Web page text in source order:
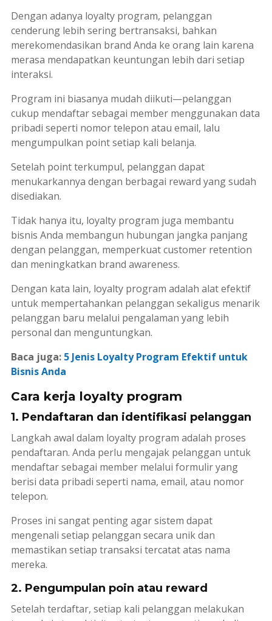
Dengan adanya loyalty program, pelanggan
cenderung lebih sering bertransaksi, bahkan
merekomendasikan brand Anda ke orang lain karena
merasa mendapatkan keuntungan lebih dari setiap
interaksi.
Program ini biasanya mudah diikuti—pelanggan
cukup mendaftar sebagai membermenggunakan data
pribadi seperti nomor telepon atau email, lalu
mengumpulkan pointsetiap kali belanja.
Setelah pointterkumpul, pelanggan dapat
menukarkannya dengan berbagai reward yang sudah
disediakan.
Tidak hanya itu, loyalty program juga membantu
bisnis Anda membangun hubungan jangka panjang
dengan pelanggan, memperkuatcustomer retention
dan meningkatkan brand awareness.
Dengan kata lain, loyalty program adalah alat efektif
untuk mempertahankan pelanggan sekaligus menarik
pelanggan baru melalui pengalaman yang lebih
personal dan menguntungkan.
Baca juga: 5 Jenis Loyalty Program Efektif untuk
Bisnis Anda
Cara kerja loyalty program
1. Pendaftaran dan identifikasi pelanggan
Langkah awal dalam loyalty program adalah proses
pendaftaran. Anda perlu mengajak pelanggan untuk
mendaftar sebagai membermelalui formulir yang
berisi data pribadi seperti nama, email, atau nomor
telepon.
Proses ini sangat penting agar sistem dapat
mengenali setiap pelanggan secara unik dan
memastikan setiap transaksi tercatat atas nama
mereka.
2. Pengumpulan poin atau reward
Setelah terdaftar, setiap kali pelanggan melakukan